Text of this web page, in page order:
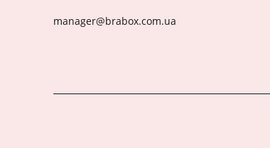
manager@brabox.com.ua